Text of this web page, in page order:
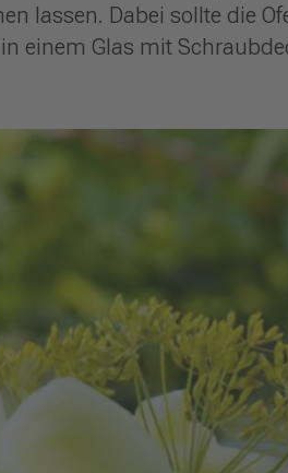
lassen. Dabei sollte die
einem Glas mit